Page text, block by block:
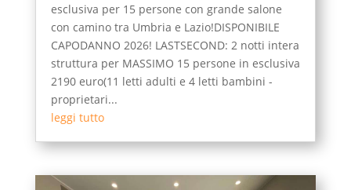
esclusiva per 15 persone con grande salone
con camino tra Umbria e Lazio!DISPONIBILE
CAPODANNO 2026! LASTSECOND: 2 notti intera
struttura per MASSIMO 15 persone in esclusiva
2190 euro(11 letti adulti e 4 letti bambini -
proprietari...
leggi tutto